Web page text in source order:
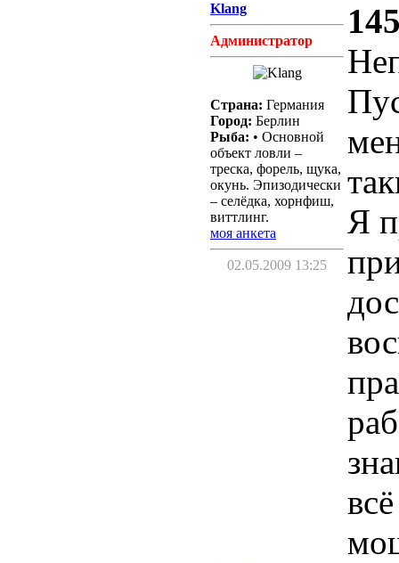
Klang
Администратор
Страна: Германия
Город: Берлин
Рыба: • Основной
объект ловли –
треска, форель, щука,
окунь. Эпизодически
– селёдка, хорнфиш,
виттлинг.
моя анкета
02.05.2009 13:25
Я